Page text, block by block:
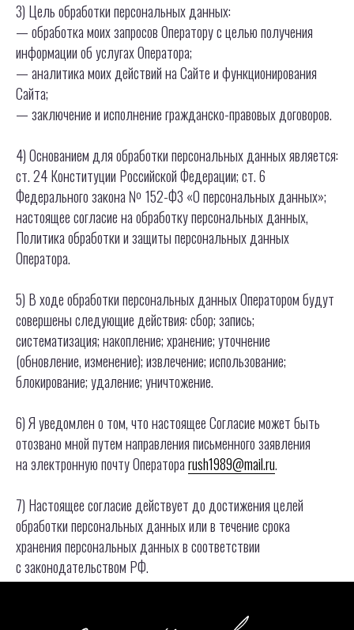
3) Цель обработки персональных данных:
— обработка моих запросов Оператору с целью получения
информации об услугах Оператора;
— аналитика моих действий на Сайте и функционирования
Сайта;
— заключение и исполнение гражданско-правовых договоров.
4) Основанием для обработки персональных данных является:
ст. 24 Конституции Российской Федерации; ст. 6
Федерального закона № 152-ФЗ «О персональных данных»;
настоящее согласие на обработку персональных данных,
Политика обработки и защиты персональных данных
Оператора.
5) В ходе обработки персональных данных Оператором будут
совершены следующие действия: сбор; запись;
систематизация; накопление; хранение; уточнение
(обновление, изменение); извлечение; использование;
блокирование; удаление; уничтожение.
6) Я уведомлен о том, что настоящее Согласие может быть
отозвано мной путем направления письменного заявления
на электронную почту Оператораrush1989@mail.ru.
7) Настоящее согласие действует до достижения целей
обработки персональных данных или в течение срока
хранения персональных данных в соответствии
с законодательством РФ.
© РУСТАМ УСМАНОВ,2026
ИНДИВИДУАЛЬНЫЙ ПРЕДПРИНИМАТЕЛЬ
УСМАНОВ РУСТАМ РЮЗИЛЬЕВИЧ
МОСКОВСКАЯ ОБЛАСТЬ, КРАСНОГОРСКИЙ РАЙОН,
СЕЛЬСКОЕ ПОСЕЛЕНИЕ ОТРАДНЕНСКОЕ, Д,
ПУТИЛКОВО, УЛ. 70-ЛЕТИЯ ПОБЕДЫ, Д. 1, КВ. 34
ЭТНО ГОТИК
БОРДЫ
БРЕНД+
НАЛИЧНИК
АРТ
ОБЪЕКТЫ
ИНСТАГРАМ* * Признана экстремистской
БИХАНС